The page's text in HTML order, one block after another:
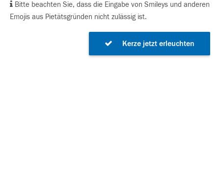
Bitte beachten Sie, dass die Eingabe von Smileys und anderen
Emojis aus Pietätsgründen nicht zulässig ist.
Kerze jetzt erleuchten